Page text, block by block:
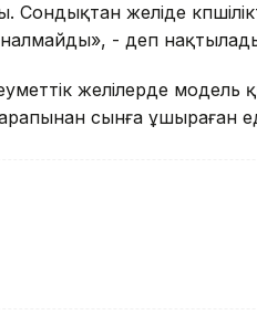
Сондықтан желіде
- деп
желілерде модель
сынға ұшыраған